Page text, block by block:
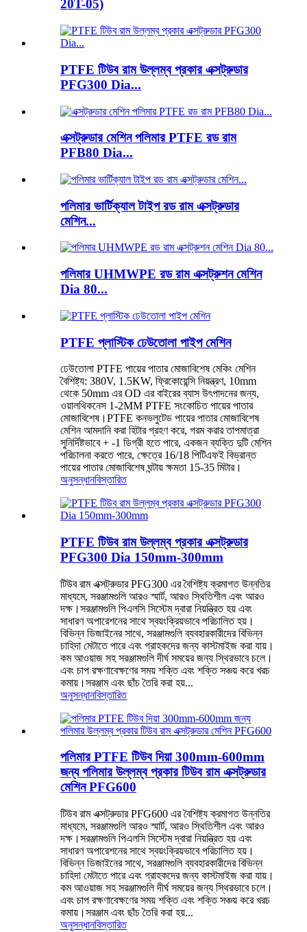
20T-05)
PTFE টিউব রাম উল্লম্ব প্রকার এক্সট্রুডার
PFG300 Dia...
এক্সট্রুডার মেশিন পলিমার PTFE রড রাম
PFB80 Dia...
পলিমার ভার্টিক্যাল টাইপ রড রাম এক্সট্রুডার
মেশিন...
পলিমার UHMWPE রড রাম এক্সট্রুশন মেশিন
Dia 80...
PTFE প্লাস্টিক ঢেউতোলা পাইপ মেশিন
ঢেউতোলা PTFE পায়ের পাতার মোজাবিশেষ মেকিং মেশিন
বৈশিষ্ট্য: 380V, 1.5KW, ফ্রিকোয়েন্সি নিয়ন্ত্রণ, 10mm
থেকে 50mm এর OD এর বাইরের ব্যাস উৎপাদনের জন্য,
ওয়ালথিকনেস 1-2MM PTFE সংকোচিত পায়ের পাতার
মোজাবিশেষ।PTFE কনভলুটেড পায়ের পাতার মোজাবিশেষ
মেশিন আমদানি করা হিটার গ্রহণ করে, গরম করার তাপমাত্রা
সুনির্দিষ্টভাবে + -1 ডিগ্রী হতে পারে, একজন ব্যক্তি দুটি মেশিন
পরিচালনা করতে পারে, ক্ষেত্রে 16/18 পিটিএফই বিভ্রান্ত
পায়ের পাতার মোজাবিশেষ ঘন্টায় ক্ষমতা 15-35 মিটার।
অনুসন্ধানবিস্তারিত
PTFE টিউব রাম উল্লম্ব প্রকার এক্সট্রুডার
PFG300 Dia 150mm-300mm
টিউব রাম এক্সট্রুডার PFG300 এর বৈশিষ্ট্য ক্রমাগত উন্নতির
মাধ্যমে, সরঞ্জামগুলি আরও স্মার্ট, আরও স্থিতিশীল এবং আরও
দক্ষ।সরঞ্জামগুলি পিএলসি সিস্টেম দ্বারা নিয়ন্ত্রিত হয় এবং
সাধারণ অপারেশনের সাথে স্বয়ংক্রিয়ভাবে পরিচালিত হয়।
বিভিন্ন ডিজাইনের সাথে, সরঞ্জামগুলি ব্যবহারকারীদের বিভিন্ন
চাহিদা মেটাতে পারে এবং গ্রাহকদের জন্য কাস্টমাইজ করা যায়।
কম আওয়াজ সহ সরঞ্জামগুলি দীর্ঘ সময়ের জন্য স্থিরভাবে চলে।
এবং চাপ রক্ষণাবেক্ষণের সময় শক্তি এবং শক্তি সঞ্চয় করে খরচ
কমায়।সরঞ্জাম এবং ছাঁচ তৈরি করা হয়...
অনুসন্ধানবিস্তারিত
পলিমার PTFE টিউব দিয়া 300mm-600mm
জন্য পলিমার উল্লম্ব প্রকার টিউব রাম এক্সট্রুডার
মেশিন PFG600
টিউব রাম এক্সট্রুডার PFG600 এর বৈশিষ্ট্য ক্রমাগত উন্নতির
মাধ্যমে, সরঞ্জামগুলি আরও স্মার্ট, আরও স্থিতিশীল এবং আরও
দক্ষ।সরঞ্জামগুলি পিএলসি সিস্টেম দ্বারা নিয়ন্ত্রিত হয় এবং
সাধারণ অপারেশনের সাথে স্বয়ংক্রিয়ভাবে পরিচালিত হয়।
বিভিন্ন ডিজাইনের সাথে, সরঞ্জামগুলি ব্যবহারকারীদের বিভিন্ন
চাহিদা মেটাতে পারে এবং গ্রাহকদের জন্য কাস্টমাইজ করা যায়।
কম আওয়াজ সহ সরঞ্জামগুলি দীর্ঘ সময়ের জন্য স্থিরভাবে চলে।
এবং চাপ রক্ষণাবেক্ষণের সময় শক্তি এবং শক্তি সঞ্চয় করে খরচ
কমায়।সরঞ্জাম এবং ছাঁচ তৈরি করা হয়...
অনুসন্ধানবিস্তারিত